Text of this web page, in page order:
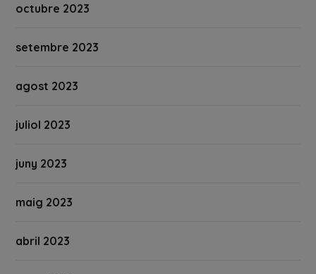
octubre 2023
setembre 2023
agost 2023
juliol 2023
juny 2023
maig 2023
abril 2023